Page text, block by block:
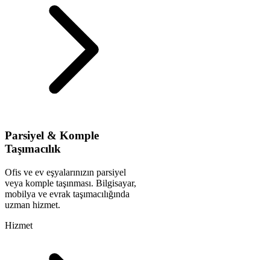
Parsiyel & Komple
Taşımacılık
Ofis ve ev eşyalarınızın parsiyel
veya komple taşınması. Bilgisayar,
mobilya ve evrak taşımacılığında
uzman hizmet.
Hizmet